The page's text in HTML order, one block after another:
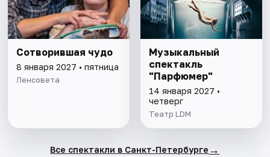
Сотворившая чудо
8 января 2027 • пятница
Ленсовета
Музыкальный
спектакль
"Парфюмер"
14 января 2027 •
четверг
Театр LDM
Все спектакли в Санкт-Петербурге →